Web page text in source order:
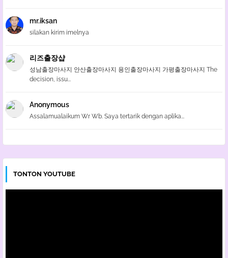
mr.iksan
silakan kirim imelnya
리즈출장샵
성남출장마사지 안산출장마사지 용인출장마사지 가평출장마사지 The
decision, issu...
Anonymous
Assalamualaikum Wr Wb. Saya tertarik dengan aplika...
TONTON YOUTUBE